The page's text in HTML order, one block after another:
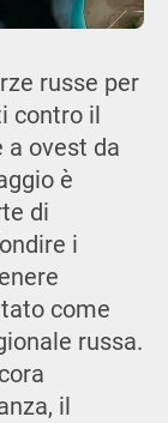
russe per
contro il
a ovest da
è
di
i
come
russa.
il